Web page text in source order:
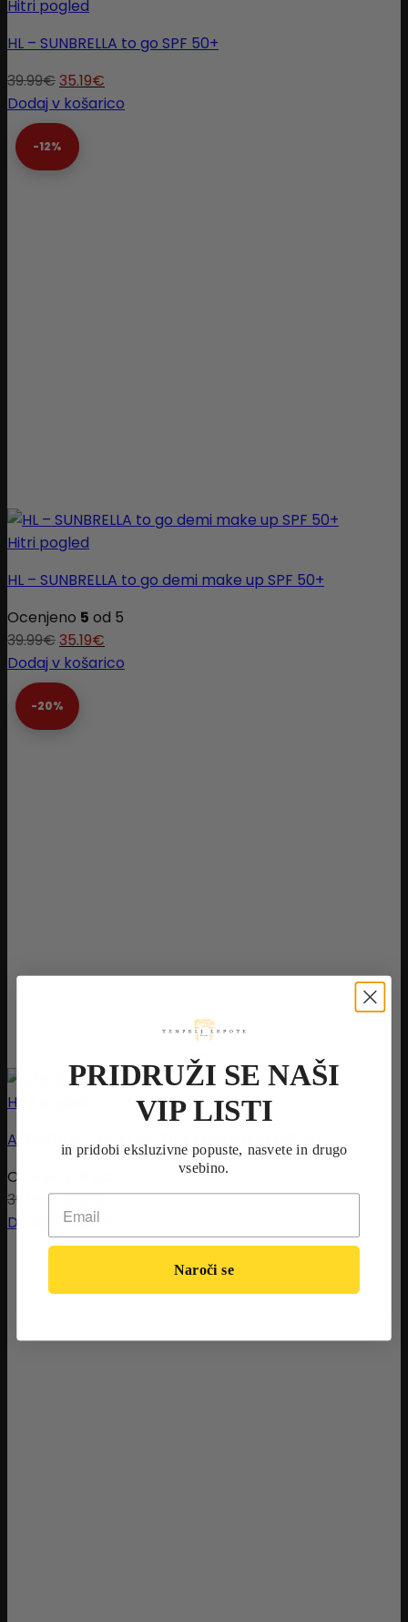
Hitri pogled
HL – SUNBRELLA to go SPF 50+
39.99€35.19€
Dodaj v košarico
Hitri pogled
-12%
HL – SUNBRELLA to go demi make up SPF 50+
Ocenjeno 5 od 5
39.99€35.19€
Dodaj v košarico
Hitri pogled
-20%
AFRODITA – MULTIACTIVE Shake fluid SPF 50
Ocenjeno
39.90
€31.92€
Dodaj v košarico
PRIDRUŽI SE NAŠI
VIP LISTI
in pridobi eksluzivne popuste, nasvete in drugo
vsebino.
Naroči se